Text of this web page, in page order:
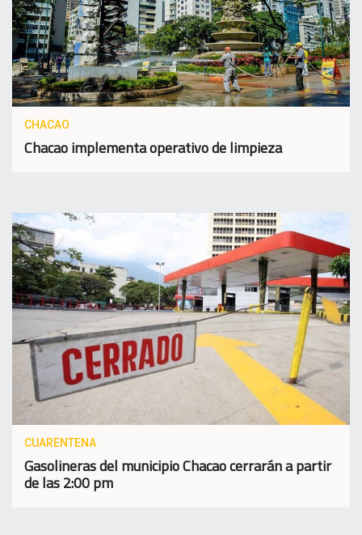
CHACAO
Chacao implementa operativo de limpieza
CUARENTENA
Gasolineras del municipio Chacao cerrarán a partir
de las 2:00 pm